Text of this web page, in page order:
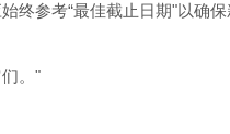
终参考“最佳截止日期"以确
。"